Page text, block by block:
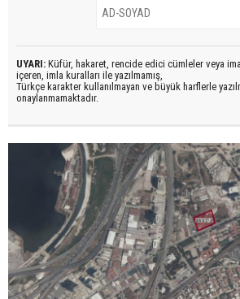
UYARI: Küfür, hakaret, rencide edici cümleler veya
içeren, imla kuralları ile yazılmamış,
Türkçe karakter kullanılmayan ve büyük harflerle
onaylanmamaktadır.